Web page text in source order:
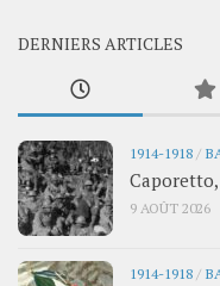
DERNIERS ARTICLES
1914-1918 /
Caporetto,
9 AOÛT 2026
1914-1918 /